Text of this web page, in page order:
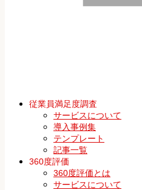
従業員満足度調査
サービスについて
導入事例集
テンプレート
記事一覧
360度評価
360度評価とは
サービスについて